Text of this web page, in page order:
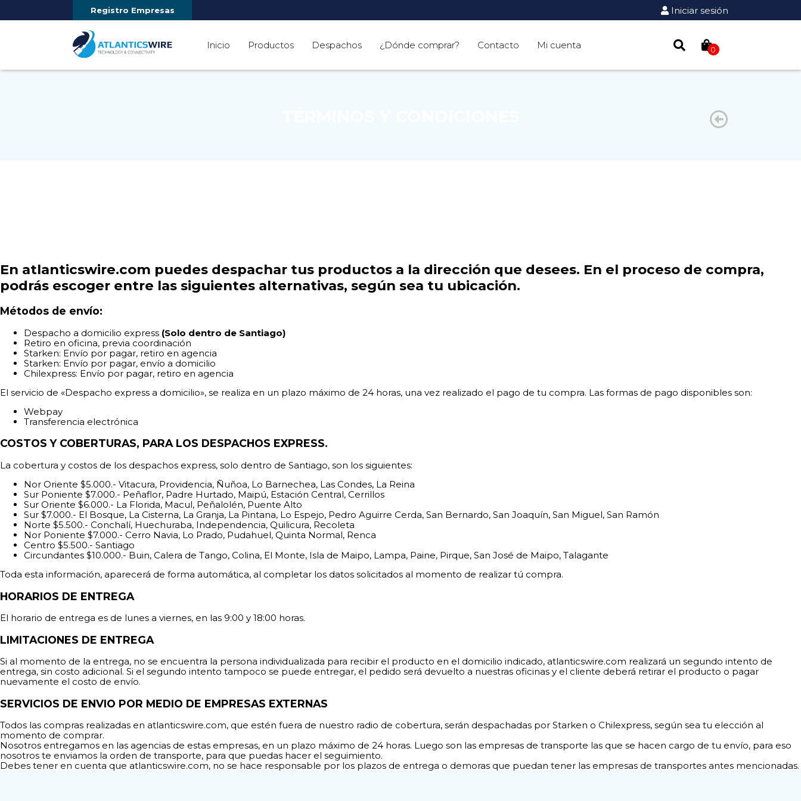
Registro Empresas Iniciar sesión
Inicio Productos Despachos ¿Dónde comprar? Contacto Mi cuenta 0
En atlanticswire.com puedes despachar tus productos a la dirección que desees. En el proceso de compra,
podrás escoger entre las siguientes alternativas, según sea tu ubicación.
Métodos de envío:
Despacho a domicilio express (Solo dentro de Santiago)
Retiro en oficina, previa coordinación
Starken: Envío por pagar, retiro en agencia
Starken: Envío por pagar, envío a domicilio
Chilexpress: Envío por pagar, retiro en agencia
El servicio de «Despacho express a domicilio», se realiza en un plazo máximo de 24 horas, una vez realizado el pago de tu compra. Las formas de pago disponibles son:
Webpay
Transferencia electrónica
COSTOS Y COBERTURAS, PARA LOS DESPACHOS EXPRESS.
La cobertura y costos de los despachos express, solo dentro de Santiago, son los siguientes:
Nor Oriente $5.000.- Vitacura, Providencia, Ñuñoa, Lo Barnechea, Las Condes, La Reina
Sur Poniente $7.000.- Peñaflor, Padre Hurtado, Maipú, Estación Central, Cerrillos
Sur Oriente $6.000.- La Florida, Macul, Peñalolén, Puente Alto
Sur $7.000.- El Bosque, La Cisterna, La Granja, La Pintana, Lo Espejo, Pedro Aguirre Cerda, San Bernardo, San Joaquín, San Miguel, San Ramón
Norte $5.500.- Conchalí, Huechuraba, Independencia, Quilicura, Recoleta
Nor Poniente $7.000.- Cerro Navia, Lo Prado, Pudahuel, Quinta Normal, Renca
Centro $5.500.- Santiago
Circundantes $10.000.- Buin, Calera de Tango, Colina, El Monte, Isla de Maipo, Lampa, Paine, Pirque, San José de Maipo, Talagante
Toda esta información, aparecerá de forma automática, al completar los datos solicitados al momento de realizar tú compra.
HORARIOS DE ENTREGA
El horario de entrega es de lunes a viernes, en las 9:00 y 18:00 horas.
LIMITACIONES DE ENTREGA
Si al momento de la entrega, no se encuentra la persona individualizada para recibir el producto en el domicilio indicado, atlanticswire.com realizará un segundo intento de
entrega, sin costo adicional. Si el segundo intento tampoco se puede entregar, el pedido será devuelto a nuestras oficinas y el cliente deberá retirar el producto o pagar
nuevamente el costo de envío.
SERVICIOS DE ENVIO POR MEDIO DE EMPRESAS EXTERNAS
Todos las compras realizadas en atlanticswire.com, que estén fuera de nuestro radio de cobertura, serán despachadas por Starken o Chilexpress, según sea tu elección al
momento de comprar.
Nosotros entregamos en las agencias de estas empresas, en un plazo máximo de 24 horas. Luego son las empresas de transporte las que se hacen cargo de tu envío, para eso
nosotros te enviamos la orden de transporte, para que puedas hacer el seguimiento.
Debes tener en cuenta que atlanticswire.com, no se hace responsable por los plazos de entrega o demoras que puedan tener las empresas de transportes antes mencionadas.